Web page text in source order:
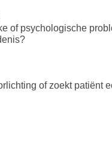
of psychologische
of zoekt patiënt